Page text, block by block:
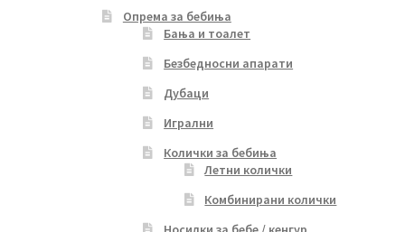
Опрема за бебиња
Бања и тоалет
Безбедносни апарати
Дубаци
Игрални
Колички за бебиња
Летни колички
Комбинирани колички